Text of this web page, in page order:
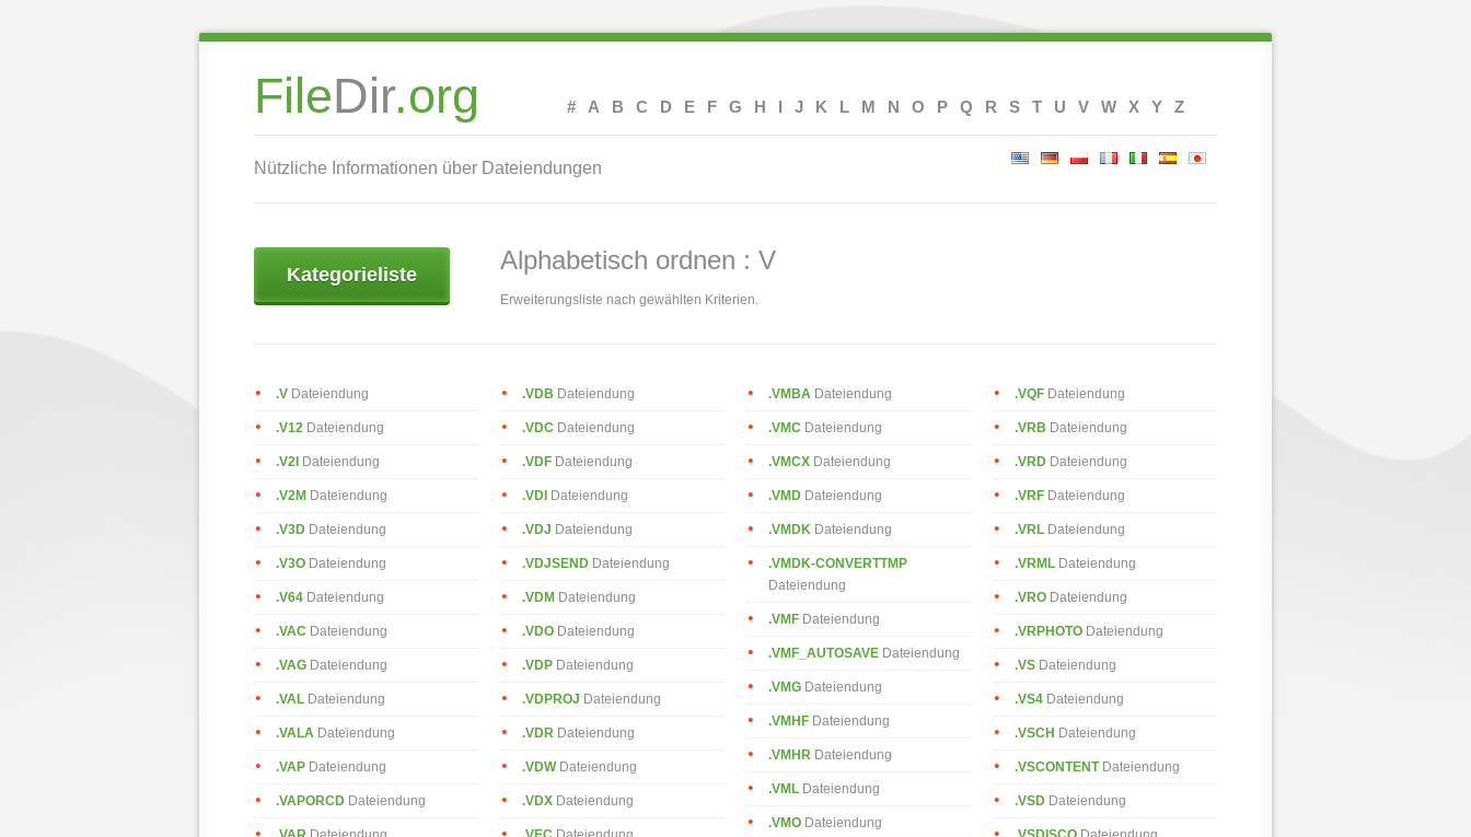
FileDir.org # A B C D E F G H I J K L M N O P Q R S T U V W X Y Z
Nützliche Informationen über Dateiendungen
Kategorieliste Alphabetisch ordnen : V
Erweiterungsliste nach gewählten Kriterien.
.V Dateiendung
.V12 Dateiendung
.V2I Dateiendung
.V2M Dateiendung
.V3D Dateiendung
.V3O Dateiendung
.V64 Dateiendung
.VAC Dateiendung
.VAG Dateiendung
.VAL Dateiendung
.VALA Dateiendung
.VAP Dateiendung
.VAPORCD Dateiendung
.VDB Dateiendung
.VDC Dateiendung
.VDF Dateiendung
.VDI Dateiendung
.VDJ Dateiendung
.VDJSEND Dateiendung
.VDM Dateiendung
.VDO Dateiendung
.VDP Dateiendung
.VDPROJ Dateiendung
.VDR Dateiendung
.VDWDateiendung
.VDX Dateiendung
.VMBA Dateiendung
.VMC Dateiendung
.VMCX Dateiendung
.VMD Dateiendung
.VMDK Dateiendung
.VMDK-CONVERTTMP
Dateiendung
.VMF Dateiendung
.VMF_AUTOSAVE Dateiendung
.VMG Dateiendung
.VMHF Dateiendung
.VMHR Dateiendung
.VML Dateiendung
.VMO Dateiendung
.VQF Dateiendung
.VRB Dateiendung
.VRD Dateiendung
.VRF Dateiendung
.VRL Dateiendung
.VRML Dateiendung
.VRO Dateiendung
.VRPHOTO Dateiendung
.VS Dateiendung
.VS4 Dateiendung
.VSCH Dateiendung
.VSCONTENTDateiendung
.VSD Dateiendung